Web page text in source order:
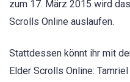
zum 17. März 2015 wird
Scrolls Online auslaufen.
Stattdessen könnt ihr mit
Elder Scrolls Online: